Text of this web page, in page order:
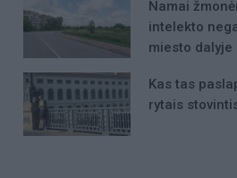
Namai
intelekto
miesto dalyje
Kas tas
rytais